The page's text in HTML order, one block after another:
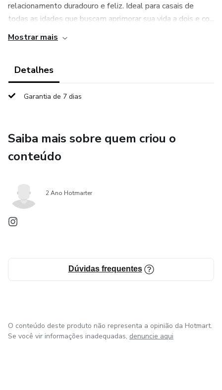
relacionamento duradouro e feliz. Ideal para casais de
todas as idades que buscam aprimorar sua vida a dois e co...
Mostrar mais
Detalhes
Garantia de 7 dias
Saiba mais sobre quem criou o
conteúdo
2 Ano Hotmarter
Dúvidas frequentes
O conteúdo deste produto não representa a opinião da Hotmart.
Se você vir informações inadequadas, denuncie aqui